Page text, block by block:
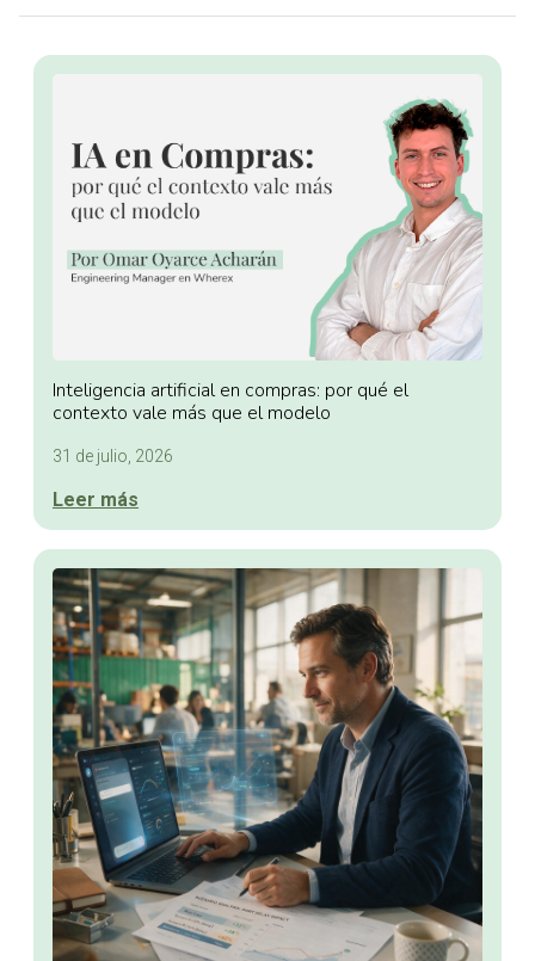
Inteligencia artificial en compras: por qué el
contexto vale más que el modelo
31 de julio, 2026
Leer más